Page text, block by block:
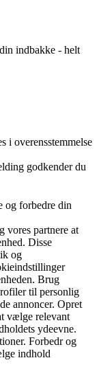
indbakke - helt
i overensstemmelse
godkender du
og forbedre din
vores partnere at
Disse
og
Brug
til personlig
annoncer. Opret
vælge relevant
ydeevne.
Forbedr og
indhold